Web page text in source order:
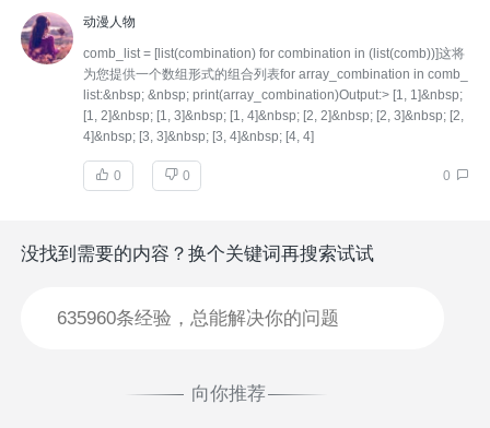
动漫人物
comb_list = [list(combination) for combination in (list(comb))]这将
为您提供一个数组形式的组合列表for array_combination in comb_
list:&nbsp; &nbsp; print(array_combination)Output:> [1, 1]&nbsp;
[1, 2]&nbsp; [1, 3]&nbsp; [1, 4]&nbsp; [2, 2]&nbsp; [2, 3]&nbsp; [2,
4]&nbsp; [3, 3]&nbsp; [3, 4]&nbsp; [4, 4]
0 0 0
没找到需要的内容？换个关键词再搜索试试
向你推荐